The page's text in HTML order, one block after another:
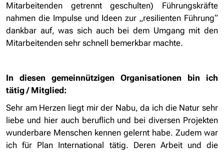
Mitarbeitenden getrennt geschulten) Führungskräfte
nahmen die Impulse und Ideen zur „resilienten Führung“
dankbar auf, was sich auch bei dem Umgang mit den
Mitarbeitenden sehr schnell bemerkbar machte.
In diesen gemeinnützigen Organisationen bin ich
tätig / Mitglied:
Sehr am Herzen liegt mir der Nabu, da ich die Natur sehr
liebe und hier auch beruflich und bei diversen Projekten
wunderbare Menschen kennen gelernt habe. Zudem war
ich für Plan International tätig. Deren Arbeit und die